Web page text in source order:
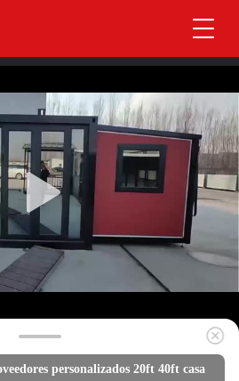
personalizados 20ft 40ft casa